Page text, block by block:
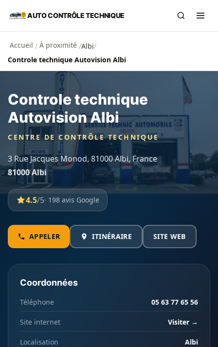
Aller au contenu principal
AUTO CONTRÔLE TECHNIQUE
Accueil / À proximité /Albi/
Controle technique Autovision Albi
Controle technique
Autovision Albi
CENTRE DE CONTRÔLE TECHNIQUE
3 Rue Jacques Monod, 81000 Albi, France
81000 Albi
4.5/5· 198 avis Google
APPELER ITINÉRAIRE SITE WEB
Coordonnées
Téléphone 05 63 77 65 56
Site internet Visiter →
Localisation Albi